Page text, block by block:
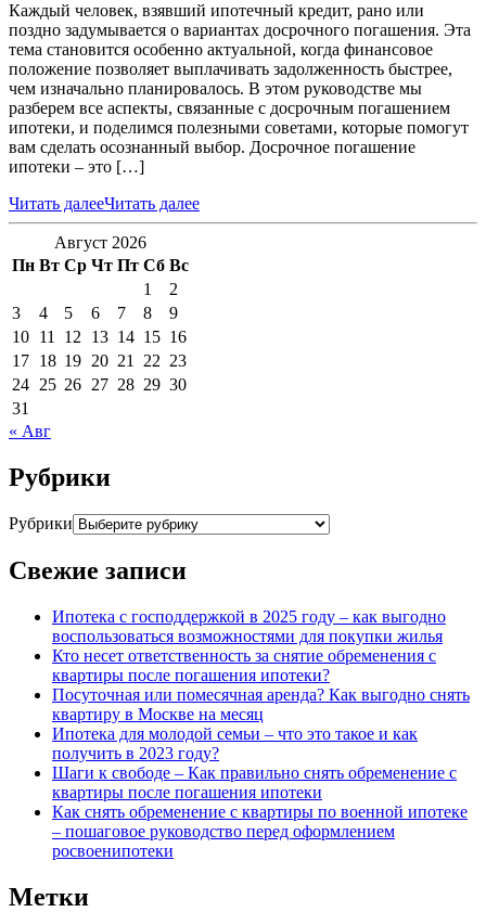
Каждый человек, взявший ипотечный кредит, рано или
поздно задумывается о вариантах досрочного погашения. Эта
тема становится особенно актуальной, когда финансовое
положение позволяет выплачивать задолженность быстрее,
чем изначально планировалось. В этом руководстве мы
разберем все аспекты, связанные с досрочным погашением
ипотеки, и поделимся полезными советами, которые помогут
вам сделать осознанный выбор. Досрочное погашение
ипотеки – это […]
Читать далееЧитать далее
Август 2026
Пн Вт Ср Чт Пт Сб Вс
1
2
3
4 5 6 7 8
9
10 11 12 13 14 15 16
17 18 19 20 21 22 23
24 25 26 27 28 29 30
31
« Авг
Рубрики
Рубрики
Свежие записи
Ипотека с господдержкой в 2025 году – как выгодно
воспользоваться возможностями для покупки жилья
Кто несет ответственность за снятие обременения с
квартиры после погашения ипотеки?
Посуточная или помесячная аренда? Как выгодно снять
квартиру в Москве на месяц
Ипотека для молодой семьи – что это такое и как
получить в 2023 году?
Шаги к свободе – Как правильно снять обременение с
квартиры после погашения ипотеки
Как снять обременение с квартиры по военной ипотеке
– пошаговое руководство перед оформлением
росвоенипотеки
Метки